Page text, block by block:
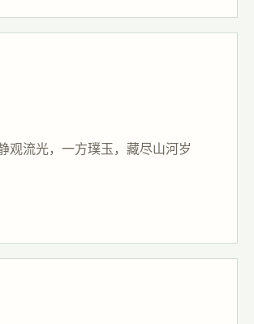
观流光，一方璞玉，藏尽山河岁